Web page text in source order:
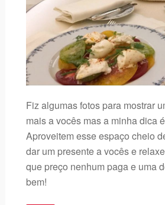
Fiz algumas fotos para mostrar
mais a vocês mas a minha dica
Aproveitem esse espaço cheio
dar um presente a vocês e
que preço nenhum paga e uma
bem!